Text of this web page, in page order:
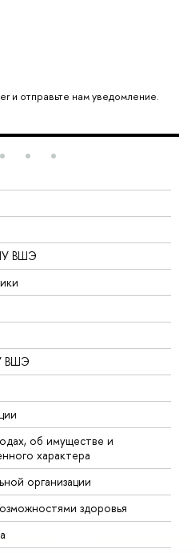
и отправьте нам уведомление.
ВШЭ
ВШЭ
об имуществе и
характера
организации
здоровья